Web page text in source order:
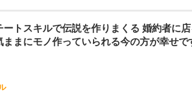
トスキルで伝説を作りまくる 婚約者に
まにモノ作っていられる今の方が幸せで